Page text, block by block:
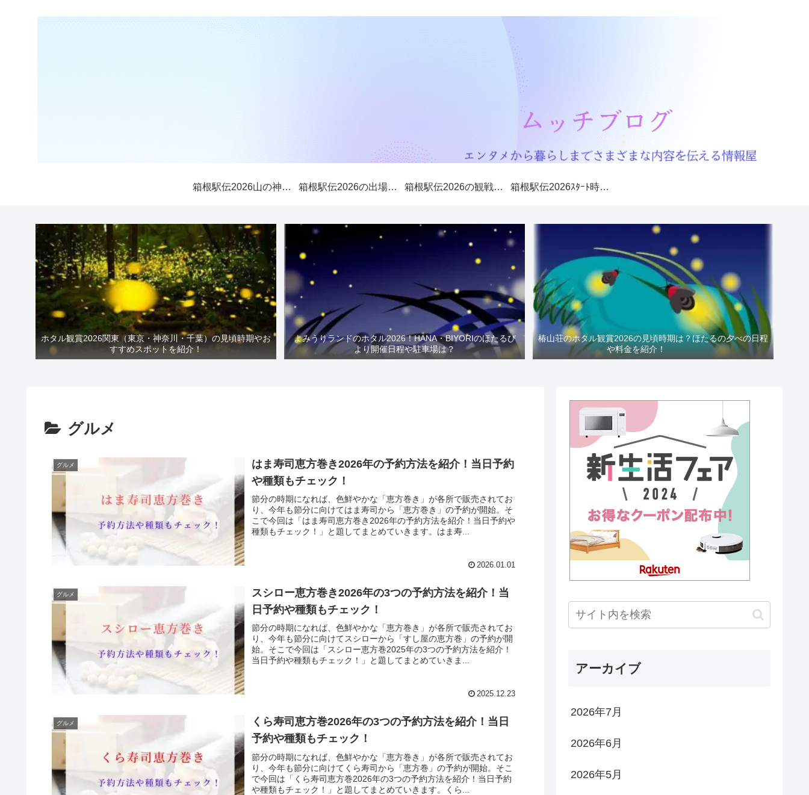
箱根駅伝2026山の神（5区）は誰になる？歴代山の神や注目選手を紹介！ 箱根駅伝2026の出場校やコースを解説！大学3大駅伝から優勝候補を予想！ 箱根駅伝2026の観戦・応援場所は？優勝候補や注目選手も紹介！ 箱根駅伝2026ｽﾀｰﾄ時間・ｺﾞｰﾙ予想･通過予想時間を解説！交通規制は何時から？
ホタル観賞2026関東（東京・神奈川・千葉）の見頃時期やお
すすめスポットを紹介！
よみうりランドのホタル2026！HANA・BIYORIのほたるび
より開催日程や駐車場は？
椿山荘のホタル観賞2026の見頃時期は？ほたるの夕べの日程
や料金を紹介！
グルメ
グルメ
はま寿司恵方巻き2026年の予約方法を紹介！当日予約
や種類もチェック！
節分の時期になれば、色鮮やかな「恵方巻き」が各所で販売されてお
り、今年も節分に向けてはま寿司から「恵方巻き」の予約が開始。そ
こで今回は「はま寿司恵方巻き2026年の予約方法を紹介！当日予約や
種類もチェック！」と題してまとめていきます。はま寿...
2026.01.01
グルメ
スシロー恵方巻き2026年の3つの予約方法を紹介！当
日予約や種類もチェック！
節分の時期になれば、色鮮やかな「恵方巻き」が各所で販売されてお
り、今年も節分に向けてスシローから「すし屋の恵方巻」の予約が開
始。そこで今回は「スシロー恵方巻2025年の3つの予約方法を紹介！
当日予約や種類もチェック！」と題してまとめていきま...
2025.12.23
グルメ
くら寿司恵方巻2026年の3つの予約方法を紹介！当日
予約や種類もチェック！
節分の時期になれば、色鮮やかな「恵方巻き」が各所で販売されてお
り、今年も節分に向けてくら寿司から「恵方巻」の予約が開始。そこ
で今回は「くら寿司恵方巻2026年の3つの予約方法を紹介！当日予約
や種類もチェック！」と題してまとめていきます。くら...
アーカイブ
2026年7月
2026年6月
2026年5月